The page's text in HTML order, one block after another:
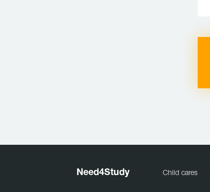
Need4Study Child cares